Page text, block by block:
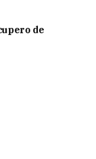
de